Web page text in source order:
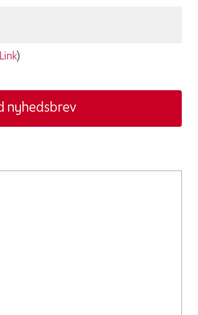
Link)